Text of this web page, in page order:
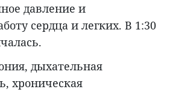
давление и
сердца и легких. В 1:30
дыхательная
хроническая